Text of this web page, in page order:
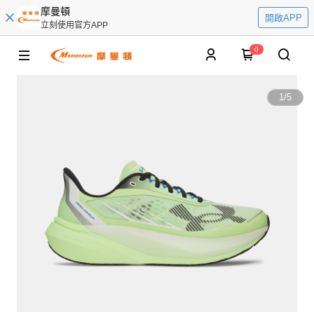
摩曼頓
立刻使用官方APP
開啟APP
0
1/5